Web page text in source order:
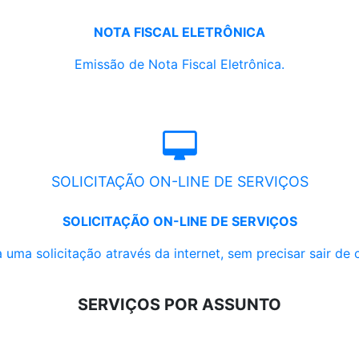
NOTA FISCAL ELETRÔNICA
Emissão de Nota Fiscal Eletrônica.
SOLICITAÇÃO ON-LINE DE SERVIÇOS
SOLICITAÇÃO ON-LINE DE SERVIÇOS
uma solicitação através da internet, sem precisar sair de
SERVIÇOS POR ASSUNTO